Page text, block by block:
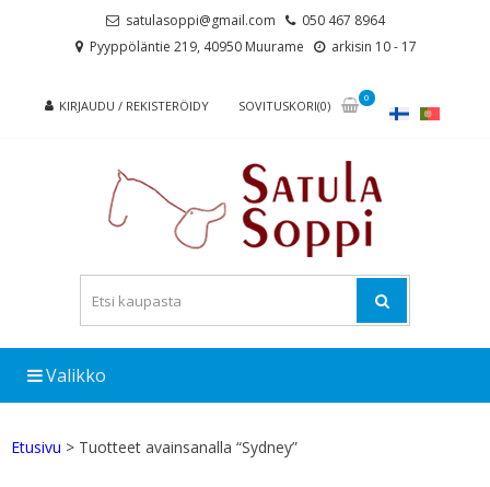
satulasoppi@gmail.com
050 467 8964
Pyyppöläntie 219, 40950 Muurame
arkisin 10 - 17
KIRJAUDU / REKISTERÖIDY SOVITUSKORI(0)
0
Valikko
Etusivu > Tuotteet avainsanalla “Sydney”